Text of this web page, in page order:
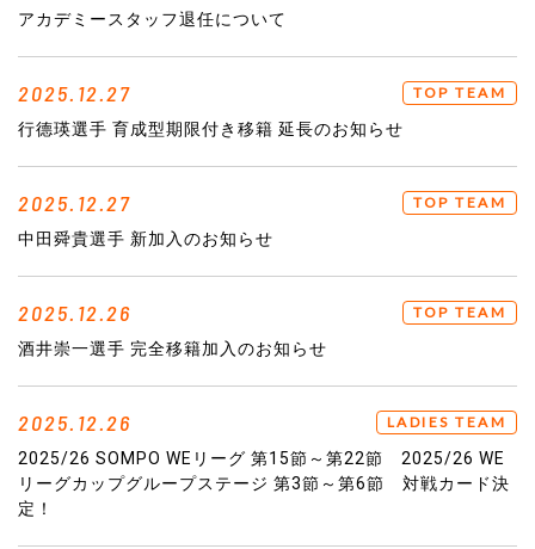
アカデミースタッフ退任について
2025.12.27 TOP TEAM
行德瑛選手 育成型期限付き移籍 延長のお知らせ
2025.12.27 TOP TEAM
中田舜貴選手 新加入のお知らせ
2025.12.26 TOP TEAM
酒井崇一選手 完全移籍加入のお知らせ
2025.12.26 LADIES TEAM
2025/26 SOMPO WEリーグ 第15節～第22節 2025/26 WE
リーグカップグループステージ 第3節～第6節 対戦カード決
定！